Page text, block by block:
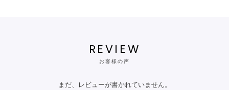
REVIEW
お客様の声
まだ、レビューが書かれていません。